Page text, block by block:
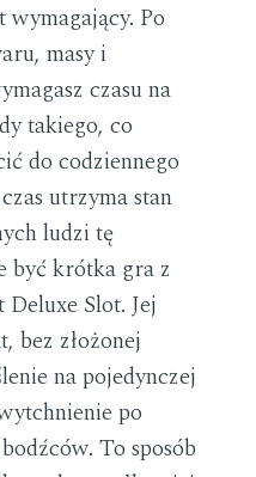
Po
masy i
czasu na
takiego, co
do codziennego
utrzyma stan
ludzi tę
być krótka gra z
Slot. Jej
bez złożonej
na pojedynczej
po
To sposób